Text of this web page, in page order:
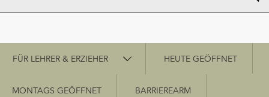
Schnellzugriff
FÜR LEHRER & ERZIEHER HEUTE GEÖFFNET
MONTAGS GEÖFFNET BARRIEREARM